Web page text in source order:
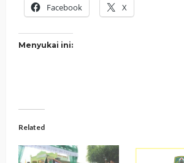
Facebook X
Menyukai ini:
Related